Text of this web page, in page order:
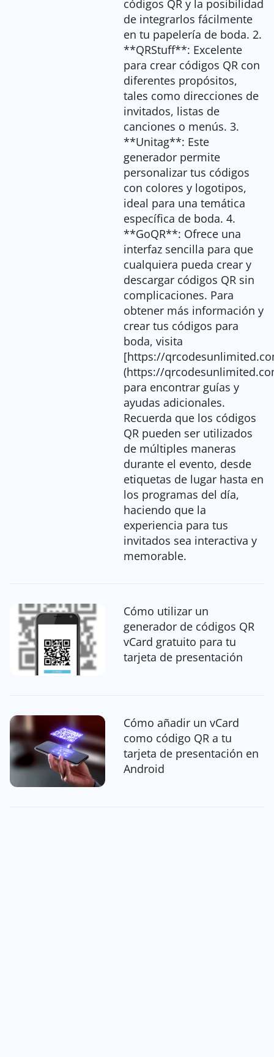
códigos QR y la posibilidad
de integrarlos fácilmente
en tu papelería de boda. 2.
**QRStuff**: Excelente
para crear códigos QR con
diferentes propósitos,
tales como direcciones de
invitados, listas de
canciones o menús. 3.
**Unitag**: Este
generador permite
personalizar tus códigos
con colores y logotipos,
ideal para una temática
específica de boda. 4.
**GoQR**: Ofrece una
interfaz sencilla para que
cualquiera pueda crear y
descargar códigos QR sin
complicaciones. Para
obtener más información y
crear tus códigos para
boda, visita
[https://
(https://
para encontrar guías y
ayudas adicionales.
Recuerda que los códigos
QR pueden ser utilizados
de múltiples maneras
durante el evento, desde
etiquetas de lugar hasta en
los programas del día,
haciendo que la
experiencia para tus
invitados sea interactiva y
memorable.
Cómo utilizar un
generador de códigos QR
vCard gratuito para tu
tarjeta de presentación
Cómo añadir un vCard
como código QR a tu
tarjeta de presentación en
Android